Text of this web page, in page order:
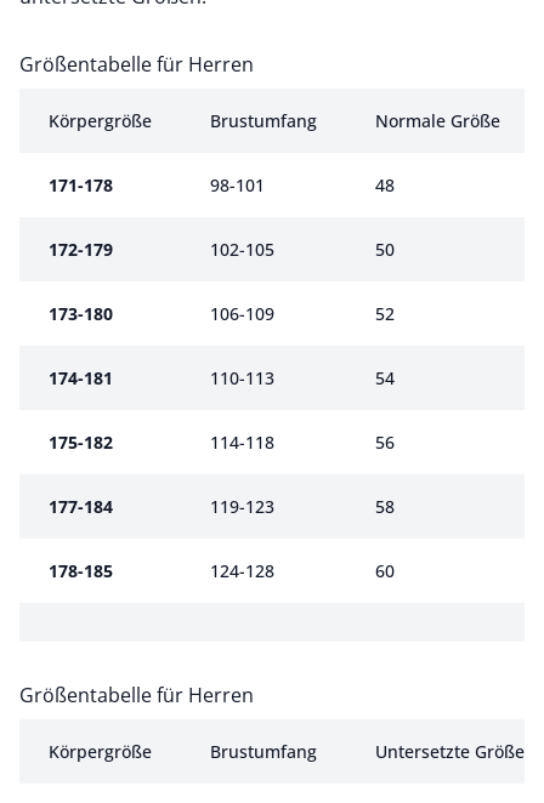
Größentabelle für Herren
Körpergröße
Brustumfang Normale Größe
171-178 98-101 48
172-179 102-105 50
173-180 106-109 52
174-181 110-113 54
175-182 114-118 56
177-184 119-123 58
178-185 124-128 60
Größentabelle für Herren
Körpergröße
Brustumfang Untersetzte Größe